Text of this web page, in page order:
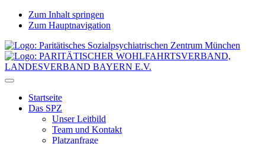
Zum Inhalt springen
Zum Hauptnavigation
Startseite
Das SPZ
Unser Leitbild
Team und Kontakt
Platzanfrage